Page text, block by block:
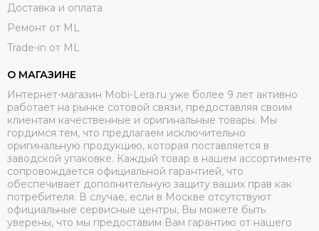
Доставка и оплата
Ремонт от ML
Trade-in от ML
О МАГАЗИНЕ
Интернет-магазин Mobi-Lera.ru уже более 9 лет активно
работает на рынке сотовой связи, предоставляя своим
клиентам качественные и оригинальные товары. Мы
гордимся тем, что предлагаем исключительно
оригинальную продукцию, которая поставляется в
заводской упаковке. Каждый товар в нашем ассортименте
сопровождается официальной гарантией, что
обеспечивает дополнительную защиту ваших прав как
потребителя. В случае, если в Москве отсутствуют
официальные сервисные центры, Вы можете быть
уверены, что мы предоставим Вам гарантию от нашего